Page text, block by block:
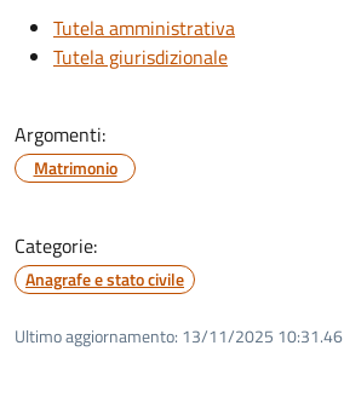
Tutela amministrativa
Tutela giurisdizionale
Argomenti:
Matrimonio
Categorie:
Anagrafe e stato civile
Ultimo aggiornamento: 13/11/2025 10:31.46